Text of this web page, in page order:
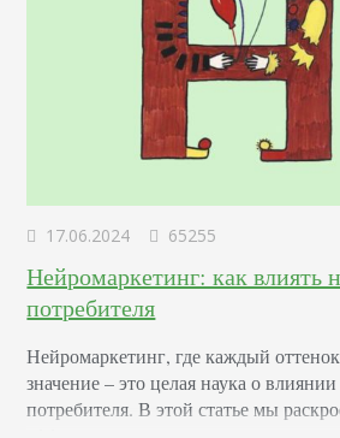
17.06.2024 65255
Нейромаркетинг: как влиять
потребителя
Нейромаркетинг, где каждый
значение – это целая наука о
потребителя. В этой статье мы